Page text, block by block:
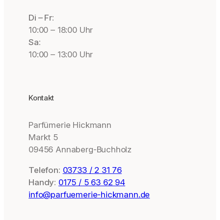
Di – Fr:
10:00 – 18:00 Uhr
Sa:
10:00 – 13:00 Uhr
Kontakt
Parfümerie Hickmann
Markt 5
09456 Annaberg-Buchholz
Telefon: 03733 / 2 31 76
Handy: 0175 / 5 63 62 94
info@parfuemerie-hickmann.de